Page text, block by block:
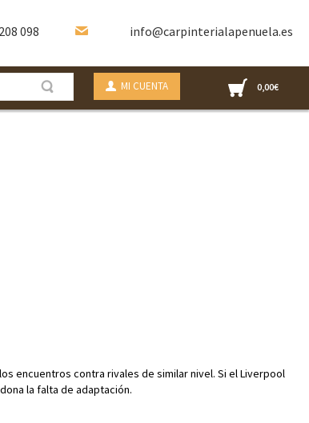
info@carpinterialapenuela.es
098
0,00€
MI CUENTA
encuentros contra rivales de similar nivel. Si el Liverpool
la falta de adaptación.